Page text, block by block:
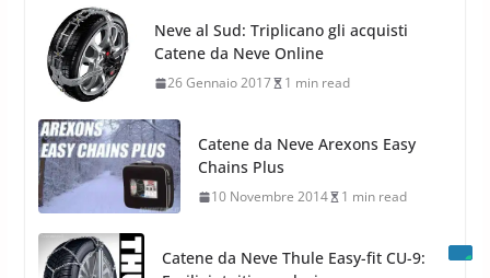
Stagioni 2022
17 Febbraio 2022
Catene da Neve Arexons Easy
Chains Plus
10 Novembre 2014 1 min read
Catene da Neve Thule Easy-fit CU-9:
Facili, intuitive, veloci
13 Ottobre 2014 1 min read
Calze da Neve Arexocks by